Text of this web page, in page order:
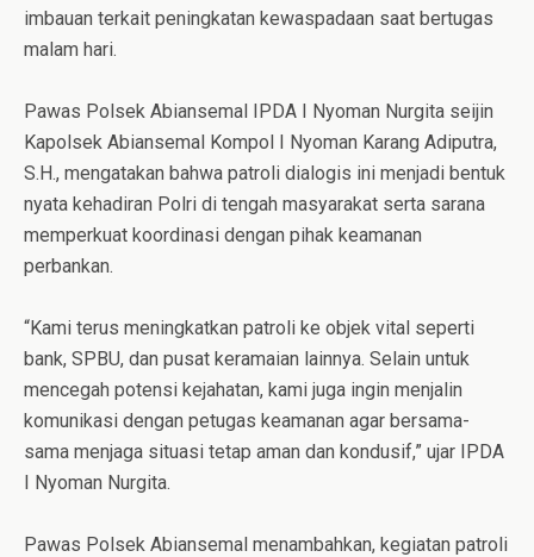
imbauan terkait peningkatan kewaspadaan saat bertugas
malam hari.
Pawas Polsek Abiansemal IPDA I Nyoman Nurgita seijin
Kapolsek Abiansemal Kompol I Nyoman Karang Adiputra,
S.H., mengatakan bahwa patroli dialogis ini menjadi bentuk
nyata kehadiran Polri di tengah masyarakat serta sarana
memperkuat koordinasi dengan pihak keamanan
perbankan.
“Kami terus meningkatkan patroli ke objek vital seperti
bank, SPBU, dan pusat keramaian lainnya. Selain untuk
mencegah potensi kejahatan, kami juga ingin menjalin
komunikasi dengan petugas keamanan agar bersama-
sama menjaga situasi tetap aman dan kondusif,” ujar IPDA
I Nyoman Nurgita.
Pawas Polsek Abiansemal menambahkan, kegiatan patroli